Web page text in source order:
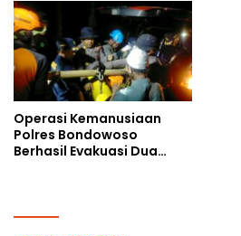
Operasi Kemanusiaan
Polres Bondowoso
Berhasil Evakuasi Dua